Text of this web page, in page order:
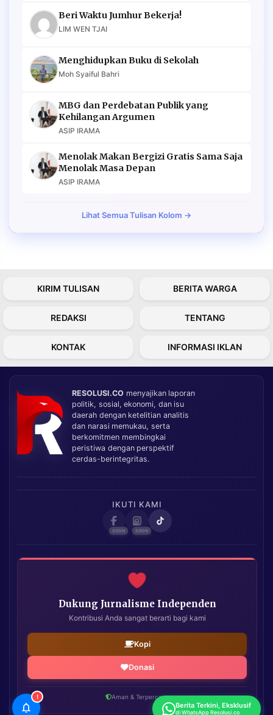
Beri Waktu Jumhur Bekerja!
LIM WEN TJAI
Menghidupkan Buku di Sekolah
Moh Syaiful Bahri
MBG dan Perdebatan Publik yang
Kehilangan Argumen
ASIP IRAMA
Menolak Makan Bergizi Gratis Sama Saja
Menolak Masa Depan
ASIP IRAMA
Lihat Semua Tulisan Kolom →
KIRIM TULISAN BERITA WARGA
REDAKSI TENTANG
KONTAK INFORMASI IKLAN
RESOLUSI.CO menyajikan laporan
politik, sosial, ekonomi, dan isu
daerah dengan ketelitian analitis
dan narasi memukau, serta
berkomitmen membingkai
peristiwa dengan perspektif
cerdas-berintegritas.
IKUTI KAMI
Dukung Jurnalisme Independen
Kontribusi Anda sangat berarti bagi kami
Kopi
Donasi
Aman & Terpercaya
!
Berita Terkini, Eksklusif
di WhatsApp Resolusi.co